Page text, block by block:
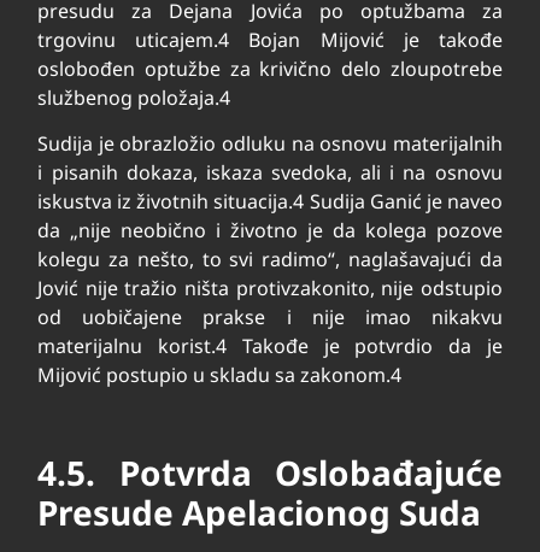
presudu za Dejana Jovića po optužbama za
trgovinu uticajem.4 Bojan Mijović je takođe
oslobođen optužbe za krivično delo zloupotrebe
službenog položaja.4
Sudija je obrazložio odluku na osnovu materijalnih
i pisanih dokaza, iskaza svedoka, ali i na osnovu
iskustva iz životnih situacija.4 Sudija Ganić je naveo
da „nije neobično i životno je da kolega pozove
kolegu za nešto, to svi radimo“, naglašavajući da
Jović nije tražio ništa protivzakonito, nije odstupio
od uobičajene prakse i nije imao nikakvu
materijalnu korist.4 Takođe je potvrdio da je
Mijović postupio u skladu sa zakonom.4
4.5. Potvrda Oslobađajuće
Presude Apelacionog Suda